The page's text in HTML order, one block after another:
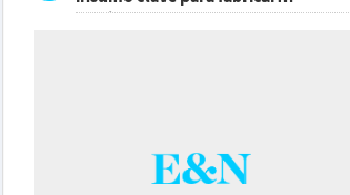
semiconductores y paneles